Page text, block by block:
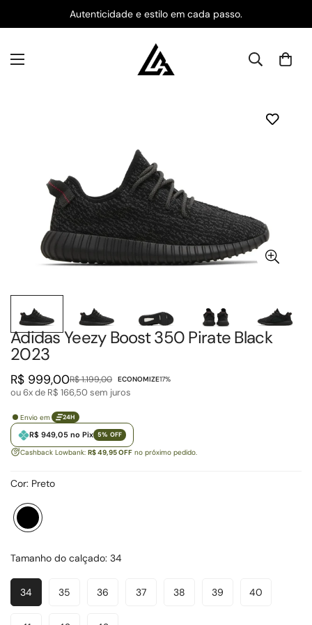
Autenticidade e estilo em cada passo.
Adidas Yeezy Boost 350 Pirate Black
2023
Preço
de
R$ 999,00
Preço
regular
R$ 1.199,00 ECONOMIZE17%
ou 6x de R$ 166,50sem juros
Envio em 24H
R$ 949,05 no Pix 5% OFF
Cashback Lowbank: R$ 49,95 OFF no próximo pedido.
Cor: Preto
Preto
Variante
ou
Tamanho do calçado: 34
34Variante
Esgotada
35Variante36Variante37Variante38Variante39Variante40Variante